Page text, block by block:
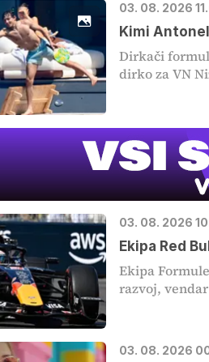
03. 08. 2026
Kimi
Dirkači
dirko za VN
03. 08. 2026
Ekipa Red
Ekipa
razvoj,
03. 08. 2026